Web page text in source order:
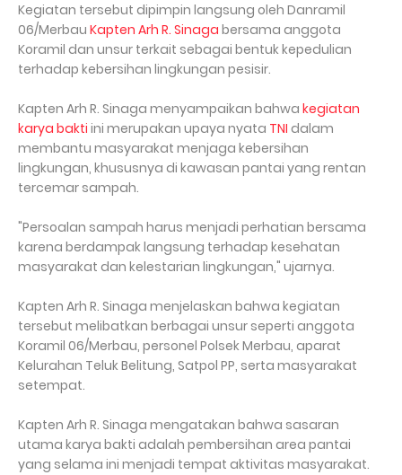
Kegiatan tersebut dipimpin langsung oleh Danramil
06/Merbau Kapten Arh R. Sinaga bersama anggota
Koramil dan unsur terkait sebagai bentuk kepedulian
terhadap kebersihan lingkungan pesisir.
Kapten Arh R. Sinaga menyampaikan bahwa kegiatan
karya bakti ini merupakan upaya nyata TNI dalam
membantu masyarakat menjaga kebersihan
lingkungan, khususnya di kawasan pantai yang rentan
tercemar sampah.
"Persoalan sampah harus menjadi perhatian bersama
karena berdampak langsung terhadap kesehatan
masyarakat dan kelestarian lingkungan," ujarnya.
Kapten Arh R. Sinaga menjelaskan bahwa kegiatan
tersebut melibatkan berbagai unsur seperti anggota
Koramil 06/Merbau, personel Polsek Merbau, aparat
Kelurahan Teluk Belitung, Satpol PP, serta masyarakat
setempat.
Kapten Arh R. Sinaga mengatakan bahwa sasaran
utama karya bakti adalah pembersihan area pantai
yang selama ini menjadi tempat aktivitas masyarakat.